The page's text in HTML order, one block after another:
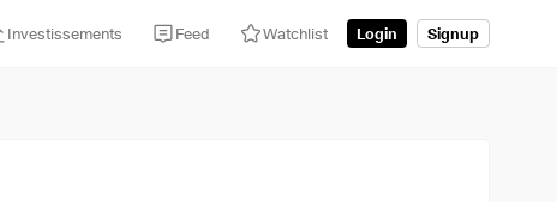
Investissements Feed Watchlist Login Signup